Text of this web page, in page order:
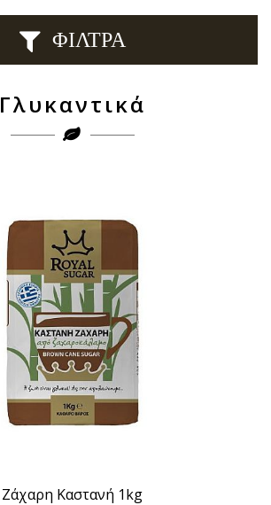
ΦΙΛΤΡΑ
Γλυκαντικά
Ζάχαρη Καστανή 1kg